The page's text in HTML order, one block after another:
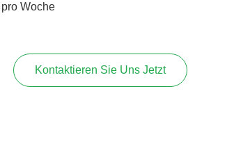
Woche
Kontaktieren Sie Uns Jetzt